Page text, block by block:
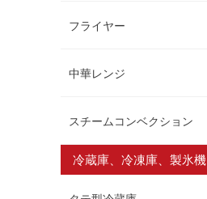
フライヤー
中華レンジ
スチームコンベクション
冷蔵庫、冷凍庫、製氷機